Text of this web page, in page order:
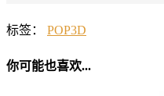
标签： POP3D
你可能也喜欢...